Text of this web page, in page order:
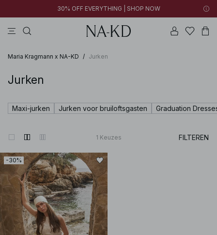
30% OFF EVERYTHING | SHOP NOW
Maria Kragmann x NA-KD / Jurken
Jurken
Maxi-jurken Jurken voor bruiloftsgasten Graduation
1 Keuzes FILTEREN
-30%